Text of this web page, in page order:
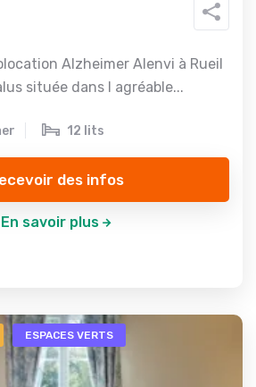
Alzheimer Alenvi à Rueil
située dans l agréable...
12 lits
des infos
En savoir plus
ESPACES VERTS